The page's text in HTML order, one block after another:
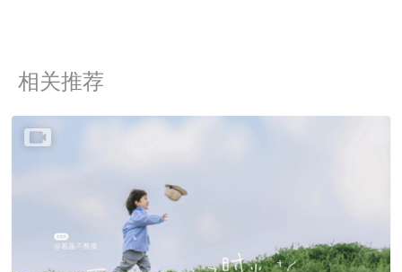
相关推荐